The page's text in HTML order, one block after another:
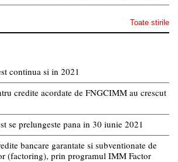
Toate stirile
continua si in 2021
credite acordate de FNGCIMM au crescut
se prelungeste pana in 30 iunie 2021
bancare garantate si subventionate de
(factoring), prin programul IMM Factor